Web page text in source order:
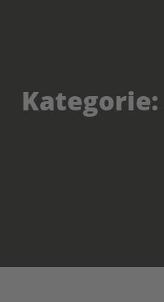
Kategorie: